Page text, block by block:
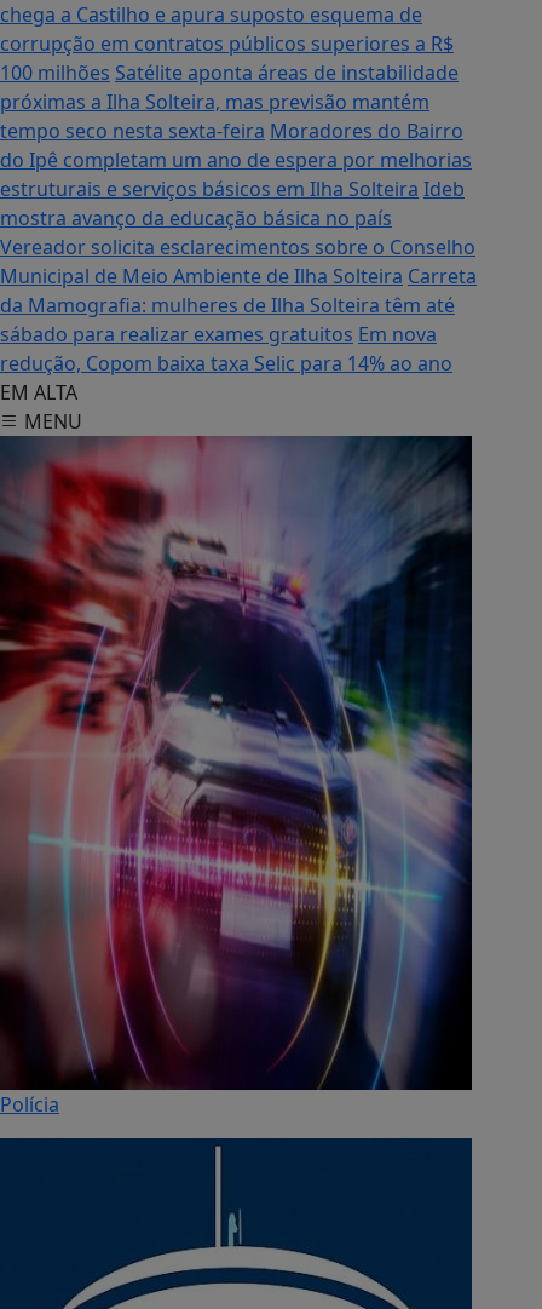
chega a Castilho e apura suposto esquema de
corrupção em contratos públicos superiores a R$
100 milhões Satélite aponta áreas de instabilidade
próximas a Ilha Solteira, mas previsão mantém
tempo seco nesta sexta-feira Moradores do Bairro
do Ipê completam um ano de espera por melhorias
estruturais e serviços básicos em Ilha Solteira Ideb
mostra avanço da educação básica no país
Vereador solicita esclarecimentos sobre o Conselho
Municipal de Meio Ambiente de Ilha Solteira Carreta
da Mamografia: mulheres de Ilha Solteira têm até
sábado para realizar exames gratuitos Em nova
redução, Copom baixa taxa Selic para 14% ao ano
EM ALTA
MENU
Polícia